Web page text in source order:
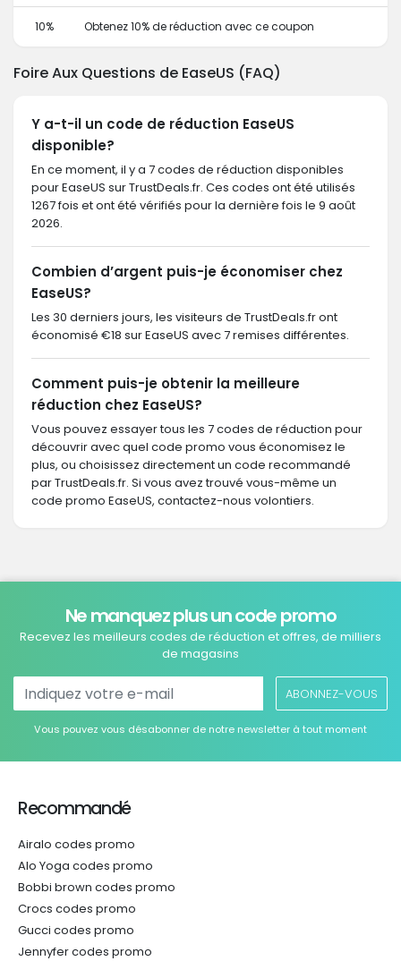
10% Obtenez 10% de réduction avec ce coupon
Foire Aux Questions de EaseUS (FAQ)
Y a-t-il un code de réduction EaseUS
disponible?
En ce moment, il y a 7 codes de réduction disponibles
pour EaseUS sur TrustDeals.fr. Ces codes ont été utilisés
1267 fois et ont été vérifiés pour la dernière fois le 9 août
2026.
Combien d’argent puis-je économiser chez
EaseUS?
Les 30 derniers jours, les visiteurs de TrustDeals.fr ont
économisé €18 sur EaseUS avec 7 remises différentes.
Comment puis-je obtenir la meilleure
réduction chez EaseUS?
Vous pouvez essayer tous les 7 codes de réduction pour
découvrir avec quel code promo vous économisez le
plus, ou choisissez directement un code recommandé
par TrustDeals.fr. Si vous avez trouvé vous-même un
code promo EaseUS, contactez-nous volontiers.
Ne manquez plus un code promo
Recevez les meilleurs codes de réduction et offres, de milliers
de magasins
ABONNEZ-VOUS
Vous pouvez vous désabonner de notre newsletter à tout moment
Recommandé
Airalo codes promo
Alo Yoga codes promo
Bobbi brown codes promo
Crocs codes promo
Gucci codes promo
Jennyfer codes promo